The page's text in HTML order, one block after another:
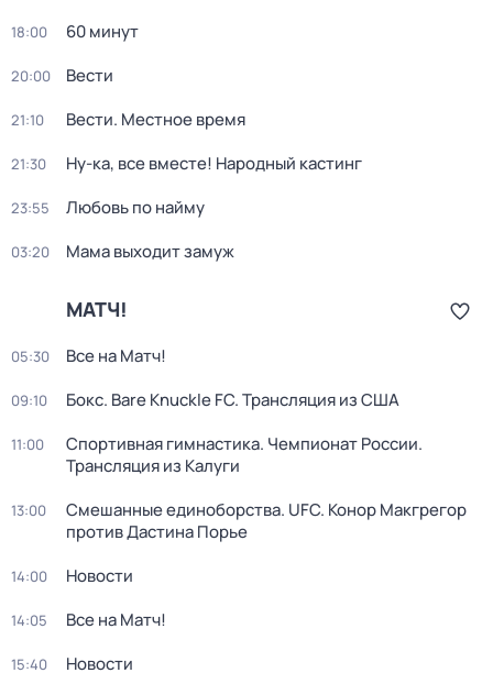
18:00 60 минут
20:00 Вести
21:10 Вести. Местное время
21:30 Ну-ка, все вместе! Народный кастинг
23:55 Любовь по найму
03:20 Мама выходит замуж
МАТЧ!
05:30 Все на Матч!
09:10 Бокс. Bare Knuckle FC. Трансляция из США
11:00
Спортивная гимнастика. Чемпионат России.
Трансляция из Калуги
13:00
Смешанные единоборства. UFC. Конор Макгрегор
против Дастина Порье
14:00 Новости
14:05 Все на Матч!
15:40 Новости